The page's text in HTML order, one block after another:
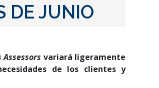
DE JUNIO
Assessors variará ligeramente
de los clientes y